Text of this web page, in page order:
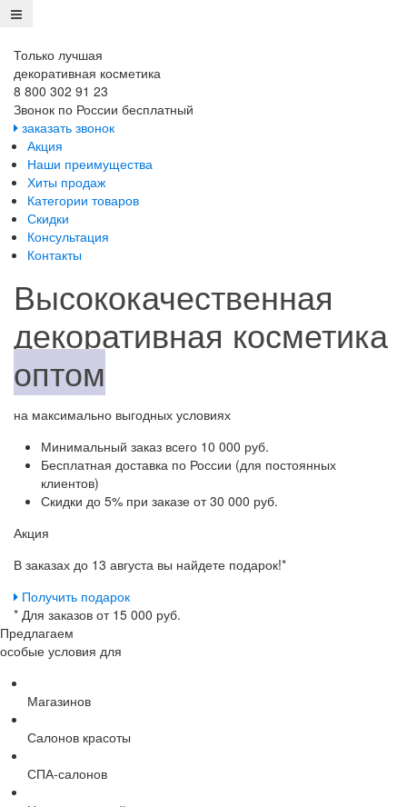
Только лучшая
декоративная косметика
8 800 302 91 23
Звонок по России бесплатный
заказать звонок
Акция
Наши преимущества
Хиты продаж
Категории товаров
Скидки
Консультация
Контакты
Высококачественная
декоративная косметика
оптом
на максимально выгодных условиях
Минимальный заказ всего 10 000 руб.
Бесплатная доставка по России (для постоянных
клиентов)
Скидки до 5% при заказе от 30 000 руб.
Акция
В заказах до 13 августа вы найдете подарок!*
Получить подарок
* Для заказов от 15 000 руб.
Предлагаем
особые условия для
Магазинов
Салонов красоты
СПА-салонов